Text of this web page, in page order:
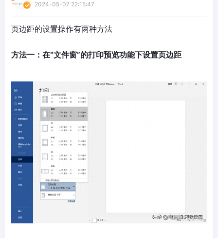
2024-05-07 22:15:47
页边距的设置操作有两种方法
方法一：在“文件窗”的打印预览功能下设置页边距